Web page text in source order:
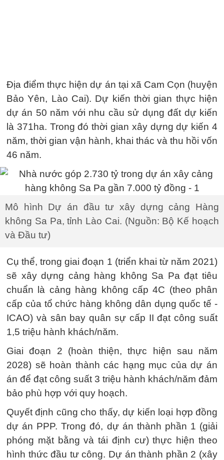
Địa điểm thực hiện dự án tại xã Cam Cọn (huyện
Bảo Yên, Lào Cai). Dự kiến thời gian thực hiện
dự án 50 năm với nhu cầu sử dụng đất dự kiến
là 371ha. Trong đó thời gian xây dựng dự kiến 4
năm, thời gian vận hành, khai thác và thu hồi vốn
46 năm.
Mô hình Dự án đầu tư xây dựng cảng Hàng
không Sa Pa, tỉnh Lào Cai. (Nguồn: Bộ Kế hoạch
và Đầu tư)
Cụ thể, trong giai đoạn 1 (triển khai từ năm 2021)
sẽ xây dựng cảng hàng không Sa Pa đạt tiêu
chuẩn là cảng hàng không cấp 4C (theo phân
cấp của tổ chức hàng không dân dụng quốc tế -
ICAO) và sân bay quân sự cấp II đạt công suất
1,5 triệu hành khách/năm.
Giai đoạn 2 (hoàn thiện, thực hiện sau năm
2028) sẽ hoàn thành các hạng mục của dự án
án để đạt công suất 3 triệu hành khách/năm đảm
bảo phù hợp với quy hoạch.
Quyết định cũng cho thấy, dự kiến loại hợp đồng
dự án PPP. Trong đó, dự án thành phần 1 (giải
phóng mặt bằng và tái định cư) thực hiện theo
hình thức đầu tư công. Dự án thành phần 2 (xây